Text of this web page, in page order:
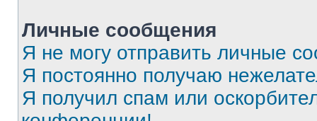
Личные сообщения
Я не могу отправить личные
Я постоянно получаю
Я получил спам или